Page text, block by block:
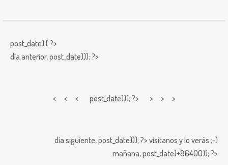
post_date) { ?>
día anterior,post_date))); ?>
< < < post_date))); ?> > > >
día siguiente,post_date))); ?> visitanos y lo verás ;-)
mañana,post_date)+86400)); ?>